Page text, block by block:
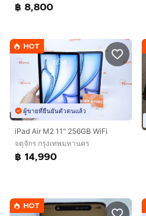
฿ 8,800
HOT
ผู้ขายที่ยืนยันตัวตนแล้ว
iPad Air M2 11" 256GB WiFi
จตุจักร กรุงเทพมหานคร
฿ 14,990
HOT